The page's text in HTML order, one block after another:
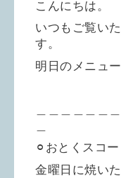
こんにちは。
いつもご覧い
す。
明日のメニュ
⚪︎おとくスコ
金曜日に焼い